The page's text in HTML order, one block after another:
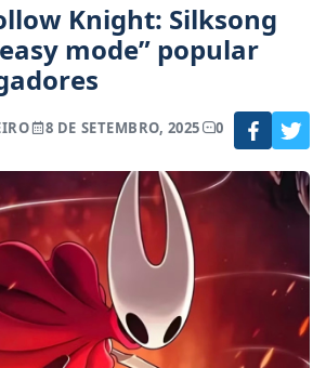
Knight: Silksong
mode” popular
8 DE SETEMBRO, 2025 0